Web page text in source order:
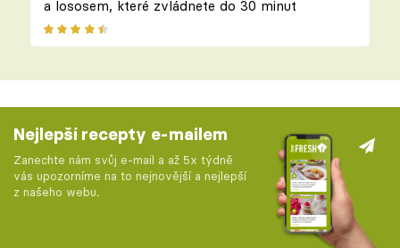
a lososem, které zvládnete do 30 minut
Nejlepší recepty e-mailem
Zanechte nám svůj e-mail a až 5x týdně
vás upozorníme na to nejnovější a nejlepší
z našeho webu.